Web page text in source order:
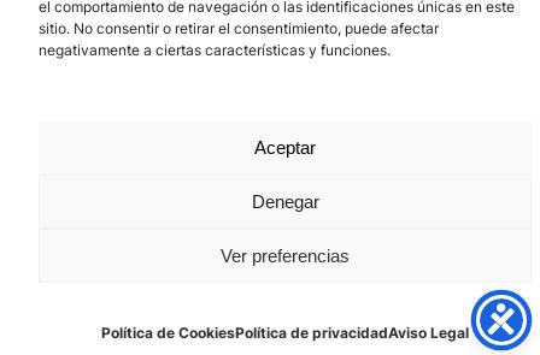
el comportamiento de navegación o las identificaciones únicas en este
sitio. No consentir o retirar el consentimiento, puede afectar
negativamente a ciertas características y funciones.
Aceptar
Denegar
Ver preferencias
Política de CookiesPolítica de privacidadAviso Legal
Los Prados, 121 – 33203 Gijón
985 185 577 – info@laboralcentrodearte.org